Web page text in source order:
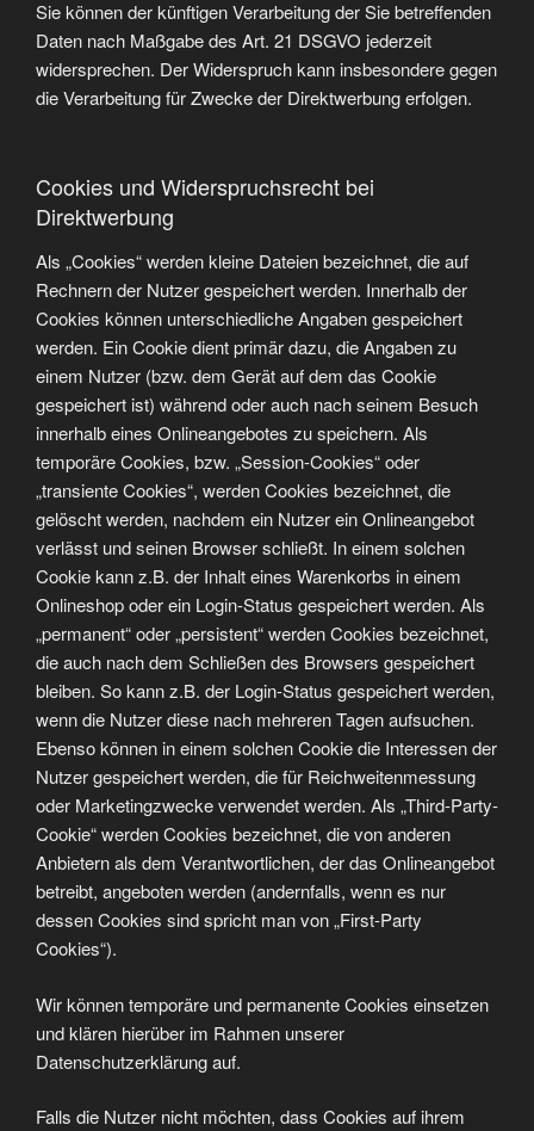
Sie können der künftigen Verarbeitung der Sie betreffenden
Daten nach Maßgabe des Art. 21 DSGVO jederzeit
widersprechen. Der Widerspruch kann insbesondere gegen
die Verarbeitung für Zwecke der Direktwerbung erfolgen.
Cookies und Widerspruchsrecht bei
Direktwerbung
Als „Cookies“ werden kleine Dateien bezeichnet, die auf
Rechnern der Nutzer gespeichert werden. Innerhalb der
Cookies können unterschiedliche Angaben gespeichert
werden. Ein Cookie dient primär dazu, die Angaben zu
einem Nutzer (bzw. dem Gerät auf dem das Cookie
gespeichert ist) während oder auch nach seinem Besuch
innerhalb eines Onlineangebotes zu speichern. Als
temporäre Cookies, bzw. „Session-Cookies“ oder
„transiente Cookies“, werden Cookies bezeichnet, die
gelöscht werden, nachdem ein Nutzer ein Onlineangebot
verlässt und seinen Browser schließt. In einem solchen
Cookie kann z.B. der Inhalt eines Warenkorbs in einem
Onlineshop oder ein Login-Status gespeichert werden. Als
„permanent“ oder „persistent“ werden Cookies bezeichnet,
die auch nach dem Schließen des Browsers gespeichert
bleiben. So kann z.B. der Login-Status gespeichert werden,
wenn die Nutzer diese nach mehreren Tagen aufsuchen.
Ebenso können in einem solchen Cookie die Interessen der
Nutzer gespeichert werden, die für Reichweitenmessung
oder Marketingzwecke verwendet werden. Als „Third-Party-
Cookie“ werden Cookies bezeichnet, die von anderen
Anbietern als dem Verantwortlichen, der das Onlineangebot
betreibt, angeboten werden (andernfalls, wenn es nur
dessen Cookies sind spricht man von „First-Party
Cookies“).
Wir können temporäre und permanente Cookies einsetzen
und klären hierüber im Rahmen unserer
Datenschutzerklärung auf.
Falls die Nutzer nicht möchten, dass Cookies auf ihrem